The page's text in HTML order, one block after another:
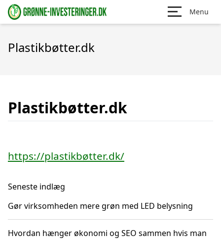
Menu
Plastikbøtter.dk
Plastikbøtter.dk
https://plastikbøtter.dk/
Seneste indlæg
Gør virksomheden mere grøn med LED belysning
Hvordan hænger økonomi og SEO sammen hvis man